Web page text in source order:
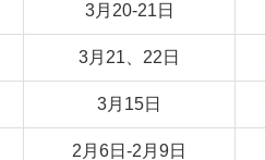
3月20-21日
3月21、22日
3月15日
2月6日-2月9日